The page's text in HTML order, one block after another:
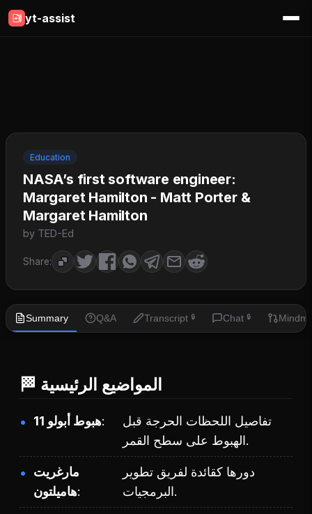
yt-assist
Education
NASA’s first software engineer:
Margaret Hamilton - Matt Porter &
Margaret Hamilton
by TED-Ed
Share:
Summary Q&A Transcript 🔒 Chat 🔒
🏁 المواضيع الرئيسية
هبوط أبولو 11
تفاصيل اللحظات الحرجة قبل
الهبوط على سطح القمر.
مارغريت
هاميلتون
دورها كقائدة لفريق تطوير
البرمجيات.